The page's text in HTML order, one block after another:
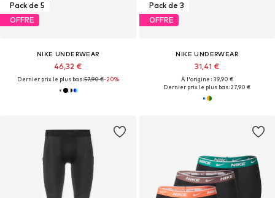
Pack de 5
OFFRE
NIKE UNDERWEAR
46,32 €
Dernier prix le plus bas :57,90 €-20%
Pack de 3
OFFRE
NIKE UNDERWEAR
31,41 €
À l'origine : 39,90 €
Dernier prix le plus bas :27,90 €